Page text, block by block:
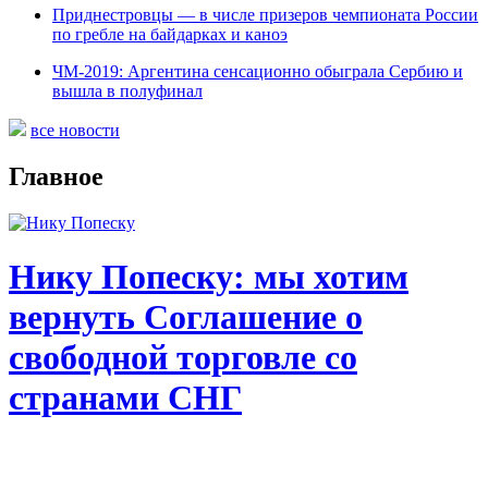
Приднестровцы — в числе призеров чемпионата России
по гребле на байдарках и каноэ
ЧМ-2019: Аргентина сенсационно обыграла Сербию и
вышла в полуфинал
все новости
Главное
Нику Попеску: мы хотим
вернуть Соглашение о
свободной торговле со
странами СНГ